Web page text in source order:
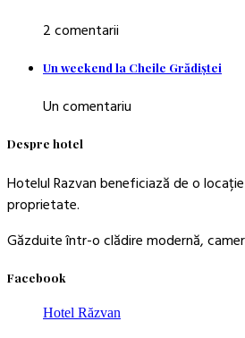
2 comentarii
Un weekend la Cheile Grădiştei
Un comentariu
Despre hotel
Hotelul Razvan beneficiază de o
proprietate.
Găzduite într-o clădire modernă,
Facebook
Hotel Răzvan